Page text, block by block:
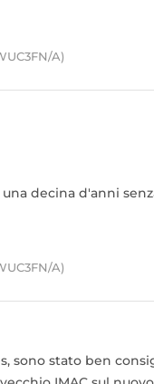
A)
decina d'anni
A)
sono stato ben